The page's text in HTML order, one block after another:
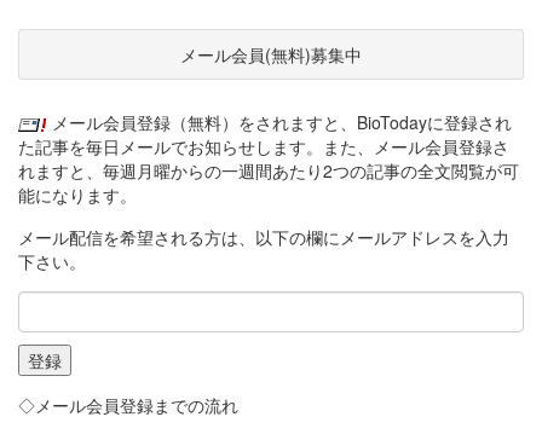
メール会員(無料)募集中
メール会員登録（無料）をされますと、BioTodayに登録され
た記事を毎日メールでお知らせします。また、メール会員登録さ
れますと、毎週月曜からの一週間あたり2つの記事の全文閲覧が可
能になります。
メール配信を希望される方は、以下の欄にメールアドレスを入力
下さい。
◇メール会員登録までの流れ